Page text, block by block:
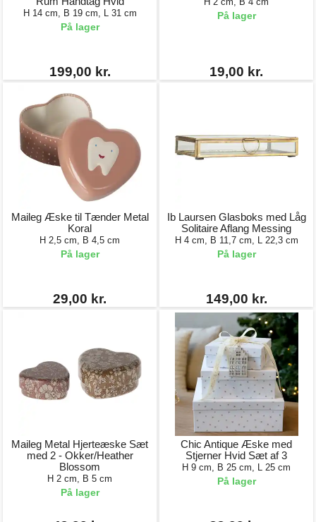
H 14 cm, B 19 cm, L 31 cm
På lager
199,00 kr.
På lager
19,00 kr.
Maileg Æske til Tænder Metal
Koral
H 2,5 cm, B 4,5 cm
På lager
29,00 kr.
Ib Laursen Glasboks med Låg
Solitaire Aflang Messing
H 4 cm, B 11,7 cm, L 22,3 cm
På lager
149,00 kr.
Maileg Metal Hjerteæske Sæt
med 2 - Okker/Heather
Blossom
H 2 cm, B 5 cm
På lager
Chic Antique Æske med
Stjerner Hvid Sæt af 3
H 9 cm, B 25 cm, L 25 cm
På lager